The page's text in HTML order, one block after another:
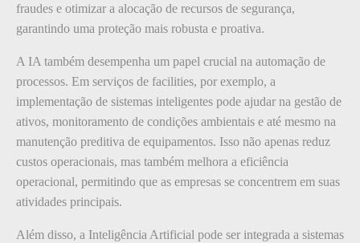
fraudes e otimizar a alocação de recursos de segurança,
garantindo uma proteção mais robusta e proativa.
A IA também desempenha um papel crucial na automação de
processos. Em serviços de facilities, por exemplo, a
implementação de sistemas inteligentes pode ajudar na gestão de
ativos, monitoramento de condições ambientais e até mesmo na
manutenção preditiva de equipamentos. Isso não apenas reduz
custos operacionais, mas também melhora a eficiência
operacional, permitindo que as empresas se concentrem em suas
atividades principais.
Além disso, a Inteligência Artificial pode ser integrada a sistemas